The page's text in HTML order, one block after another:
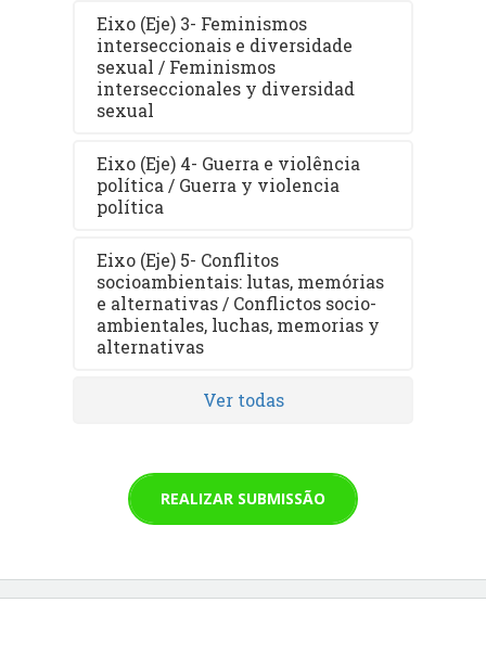
Eixo (Eje) 3- Feminismos
interseccionais e diversidade
sexual / Feminismos
interseccionales y diversidad
sexual
Eixo (Eje) 4- Guerra e violência
política / Guerra y violencia
política
Eixo (Eje) 5- Conflitos
socioambientais: lutas, memórias
e alternativas / Conflictos socio-
ambientales, luchas, memorias y
alternativas
Ver todas
REALIZAR SUBMISSÃO